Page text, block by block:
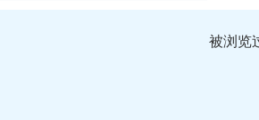
被浏览